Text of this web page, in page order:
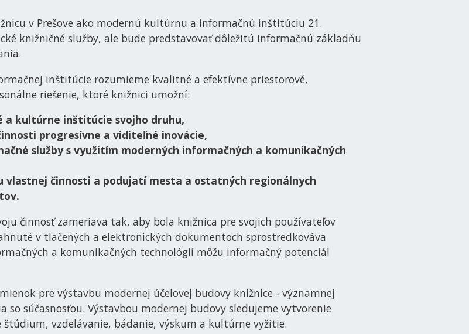
v Prešove ako modernú kultúrnu a informačnú inštitúciu 21.
knižničné služby, ale bude predstavovať dôležitú informačnú základňu
inštitúcie rozumieme kvalitné a efektívne priestorové,
riešenie, ktoré knižnici umožní:
a kultúrne inštitúcie svojho druhu,
progresívne a viditeľné inovácie,
služby s využitím moderných informačných a komunikačných
vlastnej činnosti a podujatí mesta a ostatných regionálnych
činnosť zameriava tak, aby bola knižnica pre svojich používateľov
v tlačených a elektronických dokumentoch sprostredkováva
a komunikačných technológií môžu informačný potenciál
pre výstavbu modernej účelovej budovy knižnice - významnej
súčasnosťou. Výstavbou modernej budovy sledujeme vytvorenie
vzdelávanie, bádanie, výskum a kultúrne vyžitie.